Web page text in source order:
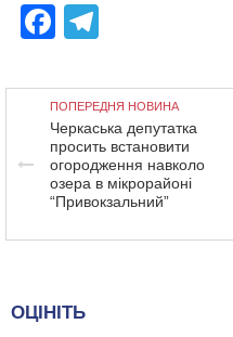
Facebook
ПОПЕРЕДНЯ НОВИНА
Черкаська депутатка
просить встановити
огородження навколо
озера в мікрорайоні
“Привокзальний”